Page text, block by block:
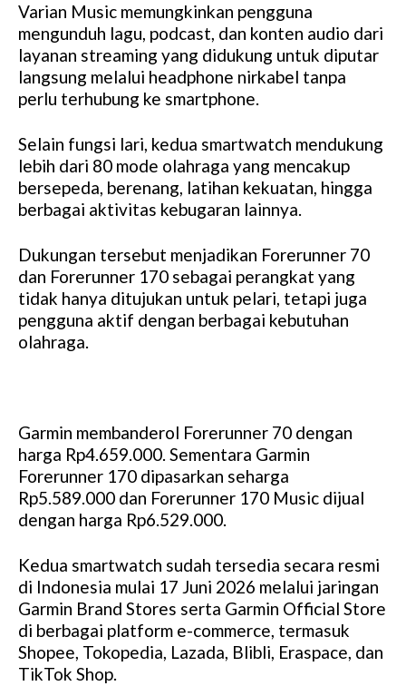
Varian Music memungkinkan pengguna
mengunduh lagu, podcast, dan konten audio dari
layanan streaming yang didukung untuk diputar
langsung melalui headphone nirkabel tanpa
perlu terhubung ke smartphone.
Selain fungsi lari, kedua smartwatch mendukung
lebih dari 80 mode olahraga yang mencakup
bersepeda, berenang, latihan kekuatan, hingga
berbagai aktivitas kebugaran lainnya.
Dukungan tersebut menjadikan Forerunner 70
dan Forerunner 170 sebagai perangkat yang
tidak hanya ditujukan untuk pelari, tetapi juga
pengguna aktif dengan berbagai kebutuhan
olahraga.
Garmin membanderol Forerunner 70 dengan
harga Rp4.659.000. Sementara Garmin
Forerunner 170 dipasarkan seharga
Rp5.589.000 dan Forerunner 170 Music dijual
dengan harga Rp6.529.000.
Kedua smartwatch sudah tersedia secara resmi
di Indonesia mulai 17 Juni 2026 melalui jaringan
Garmin Brand Stores serta Garmin Official Store
di berbagai platform e-commerce, termasuk
Shopee, Tokopedia, Lazada, Blibli, Eraspace, dan
TikTok Shop.